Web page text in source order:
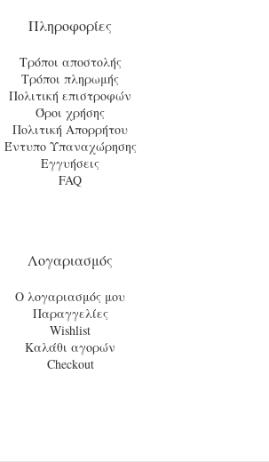
Πληροφορίες
Τρόποι αποστολής
Τρόποι πληρωμής
Πολιτική επιστροφών
Όροι χρήσης
Πολιτική Απορρήτου
Έντυπο Υπαναχώρησης
Εγγυήσεις
FAQ
Λογαριασμός
Ο λογαριασμός μου
Παραγγελίες
Wishlist
Καλάθι αγορών
Checkout